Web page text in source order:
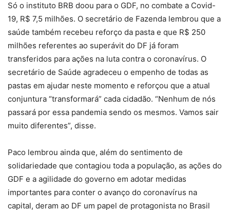
Só o instituto BRB doou para o GDF, no combate a Covid-
19, R$ 7,5 milhões. O secretário de Fazenda lembrou que a
saúde também recebeu reforço da pasta e que R$ 250
milhões referentes ao superávit do DF já foram
transferidos para ações na luta contra o coronavírus. O
secretário de Saúde agradeceu o empenho de todas as
pastas em ajudar neste momento e reforçou que a atual
conjuntura “transformará” cada cidadão. “Nenhum de nós
passará por essa pandemia sendo os mesmos. Vamos sair
muito diferentes”, disse.
Paco lembrou ainda que, além do sentimento de
solidariedade que contagiou toda a população, as ações do
GDF e a agilidade do governo em adotar medidas
importantes para conter o avanço do coronavírus na
capital, deram ao DF um papel de protagonista no Brasil